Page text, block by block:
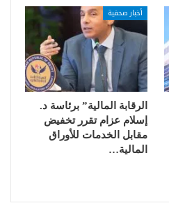
أخبار صحفية
الرقابة المالية” برئاسة د.
إسلام عزام تقرر تخفيض
مقابل الخدمات للأوراق
المالية…